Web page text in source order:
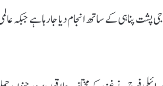
پشت پناہی کے ساتھ انجام دیا جا رہا ہے جبکہ